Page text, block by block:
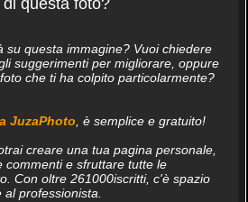
questa foto?
su questa immagine? Vuoi chiedere
suggerimenti per migliorare, oppure
che ti ha colpito particolarmente?
JuzaPhoto, è semplice e gratuito!
creare una tua pagina personale,
commenti e sfruttare tutte le
Con oltre 261000iscritti, c'è spazio
professionista.